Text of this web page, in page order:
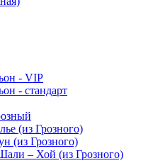
- VIP
- стандарт
(из Грозного)
(из Грозного)
– Хой (из Грозного)